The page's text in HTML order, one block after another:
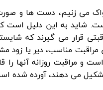
می زنیم، دست ها و
شاید به این دلیل است که
قرار می گیرند که
مراقبت مناسب، دیر یا زود
تشکیل می دهند، آورده شده